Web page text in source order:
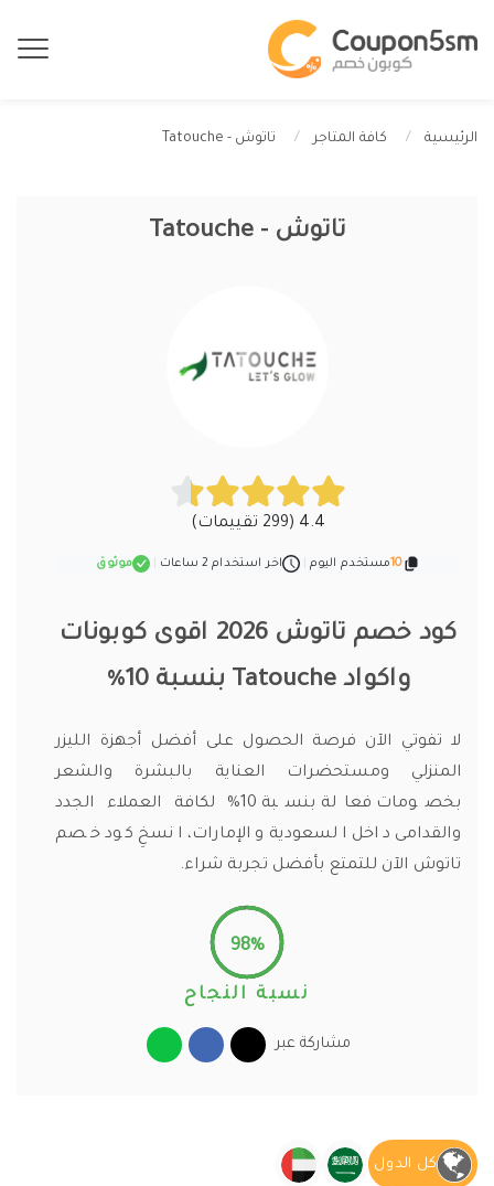
الرئيسية كافة المتاجر تاتوش - Tatouche
تاتوش - Tatouche
4.4 (299 تقييمات)
10مستخدم اليوم اخر استخدام 2 ساعات موثوق
كود خصم تاتوش 2026 اقوى كوبونات
واكواد Tatouche بنسبة 10%
لا تفوتي الآن فرصة الحصول على أفضل أجهزة الليزر
المنزلي ومستحضرات العناية بالبشرة والشعر
بخصومات فعالة بنسبة 10% لكافة العملاء الجدد
والقدامى داخل السعودية والإمارات، انسخِ كود خصم
تاتوش الآن للتمتع بأفضل تجربة شراء.
98%
نسبة النجاح
مشاركة عبر
كل الدول